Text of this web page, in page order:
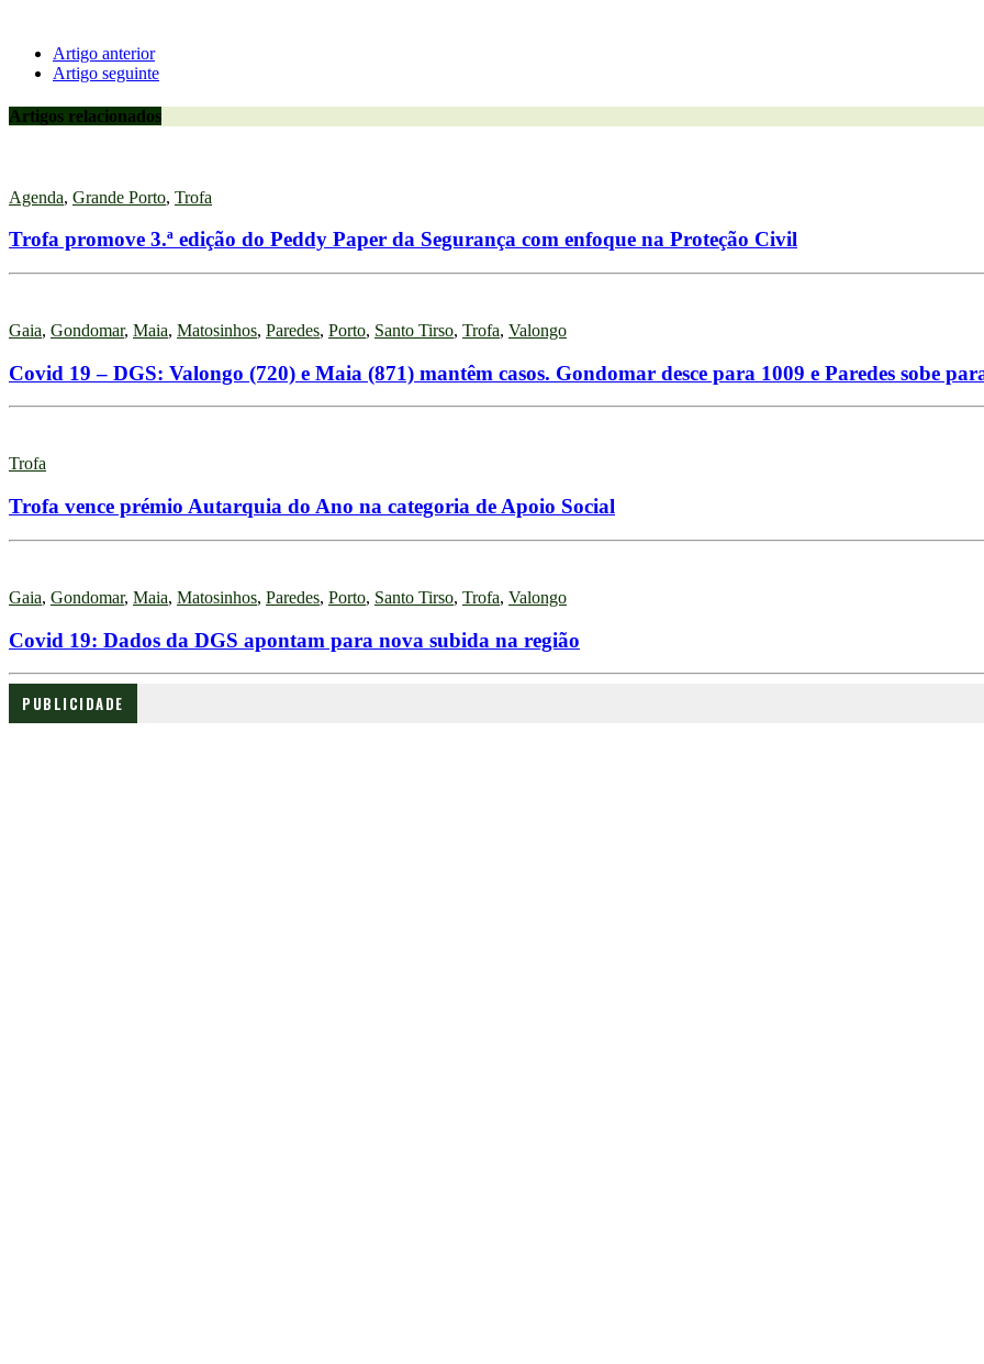
Artigo anterior
Artigo seguinte
Artigos relacionados
Agenda, Grande Porto, Trofa
Trofa promove 3.ª edição do Peddy Paper da Segurança com enfoque na Proteção Civil
Gaia, Gondomar, Maia, Matosinhos, Paredes, Porto, Santo Tirso, Trofa, Valongo
Covid 19 – DGS: Valongo (720) e Maia (871) mantêm casos. Gondomar desce para 1009 e Paredes sobe
Trofa
Trofa vence prémio Autarquia do Ano na categoria de Apoio Social
Gaia, Gondomar, Maia, Matosinhos, Paredes, Porto, Santo Tirso, Trofa, Valongo
Covid 19: Dados da DGS apontam para nova subida na região
PUBLICIDADE